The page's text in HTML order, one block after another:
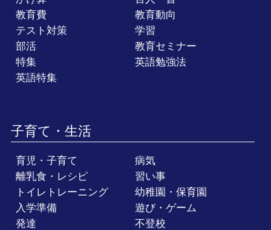
教育費
教育動向
テスト対策
学習
部活
教育セミナー
特集
英語勉強法
英語特集
子育て・生活
育児・子育て
病気
離乳食・レシピ
習い事
トイレトレーニング
幼稚園・保育園
入学準備
遊び・ゲーム
発達
不登校